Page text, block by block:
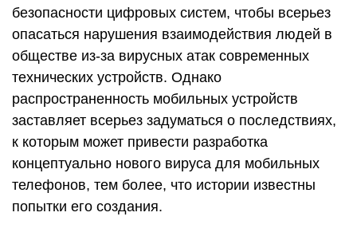
безопасности цифровых систем, чтобы всерьез
опасаться нарушения взаимодействия людей в
обществе из-за вирусных атак современных
технических устройств. Однако
распространенность мобильных устройств
заставляет всерьез задуматься о последствиях,
к которым может привести разработка
концептуально нового вируса для мобильных
телефонов, тем более, что истории известны
попытки его создания.